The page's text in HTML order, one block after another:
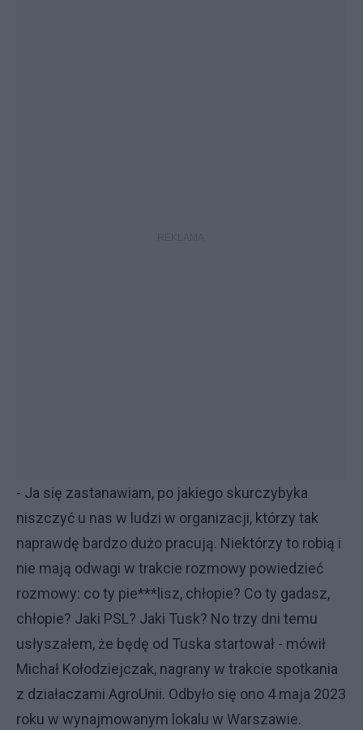
- Ja się zastanawiam, po jakiego skurczybyka
niszczyć u nas w ludzi w organizacji, którzy tak
naprawdę bardzo dużo pracują. Niektórzy to robią i
nie mają odwagi w trakcie rozmowy powiedzieć
rozmowy: co ty pie***lisz, chłopie? Co ty gadasz,
chłopie? Jaki PSL? Jaki Tusk? No trzy dni temu
usłyszałem, że będę od Tuska startował - mówił
Michał Kołodziejczak, nagrany w trakcie spotkania
z działaczami AgroUnii. Odbyło się ono 4 maja 2023
roku w wynajmowanym lokalu w Warszawie.